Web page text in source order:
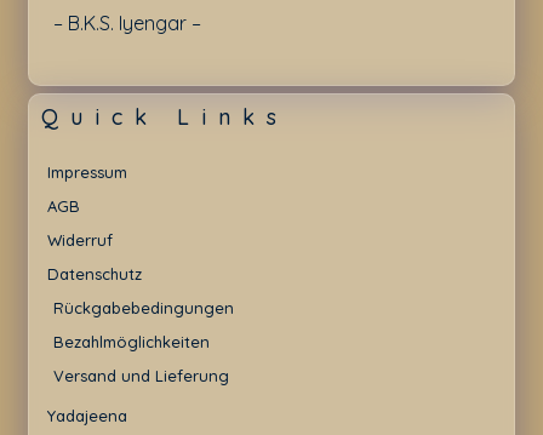
– B.K.S. Iyengar –
Quick Links
Impressum
AGB
Widerruf
Datenschutz
Rückgabebedingungen
Bezahlmöglichkeiten
Versand und Lieferung
Yadajeena